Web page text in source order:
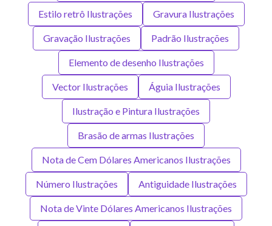
Estilo retrô Ilustrações Gravura Ilustrações
Gravação Ilustrações Padrão Ilustrações
Elemento de desenho Ilustrações
Vector Ilustrações Águia Ilustrações
Ilustração e Pintura Ilustrações
Brasão de armas Ilustrações
Nota de Cem Dólares Americanos Ilustrações
Número Ilustrações Antiguidade Ilustrações
Nota de Vinte Dólares Americanos Ilustrações